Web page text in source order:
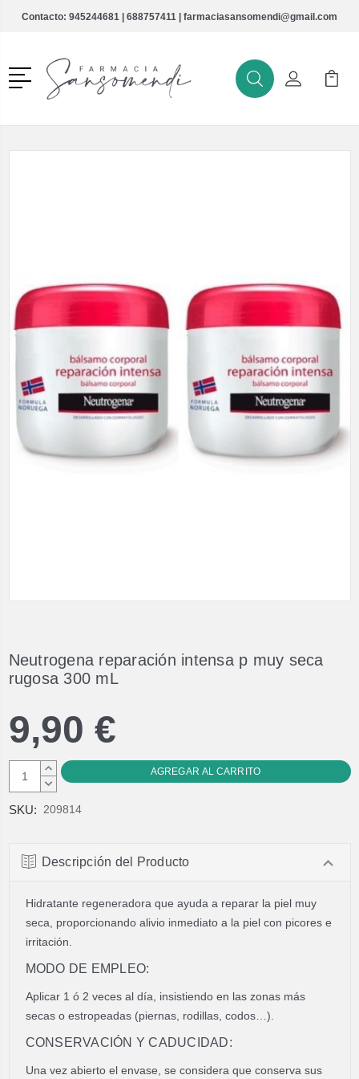
Contacto: 945244681 | 688757411 | farmaciasansomendi@gmail.com
Menú
BuscarMi Cuenta
Mi
Neutrogena reparación intensa p muy seca
rugosa 300 mL
9,90 €
AUMENTAR
CANTIDAD:
DISMINUIR
SKU: 209814
Descripción del Producto
Hidratante regeneradora que ayuda a reparar la piel muy
seca, proporcionando alivio inmediato a la piel con picores e
irritación.
MODO DE EMPLEO:
Aplicar 1 ó 2 veces al día, insistiendo en las zonas más
secas o estropeadas (piernas, rodillas, codos…).
CONSERVACIÓN Y CADUCIDAD:
Una vez abierto el envase, se considera que conserva sus